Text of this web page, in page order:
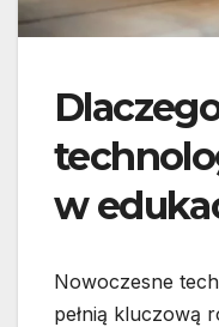
w
Nowoczesne
pełnią kluczową